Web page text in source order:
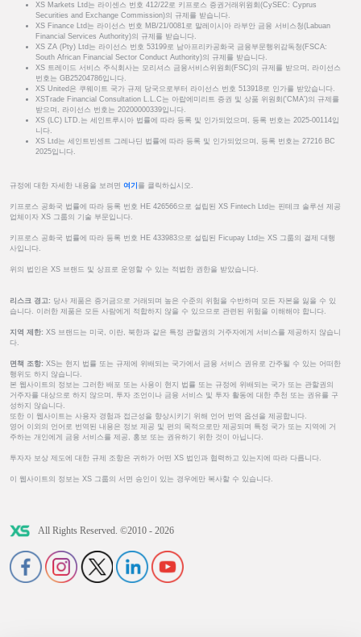
XS Markets Ltd는 라이센스 번호 412/22로 키프로스 증권거래위원회(CySEC: Cyprus
Securities and Exchange Commission)의 규제를 받습니다.
XS Finance Ltd는 라이선스 번호 MB/21/0081로 말레이시아 라부안 금융 서비스청(Labuan
Financial Services Authority)의 규제를 받습니다.
XS ZA (Pty) Ltd는 라이선스 번호 53199로 남아프리카공화국 금융부문행위감독청(FSCA:
South African Financial Sector Conduct Authority)의 규제를 받습니다.
XS 트레이드 서비스 주식회사는 모리셔스 금융서비스위원회(FSC)의 규제를 받으며, 라이선스
번호는 GB25204786입니다.
XS United은 쿠웨이트 국가 규제 당국으로부터 라이선스 번호 513918로 인가를 받았습니다.
XSTrade Financial Consultation L.L.C는 아랍에미리트 증권 및 상품 위원회('CMA')의 규제를
받으며, 라이선스 번호는 20200000339입니다.
XS (LC) LTD.는 세인트루시아 법률에 따라 등록 및 인가되었으며, 등록 번호는 2025-00114입
니다.
XS Ltd는 세인트빈센트 그레나딘 법률에 따라 등록 및 인가되었으며, 등록 번호는 27216 BC
2025입니다.
규정에 대한 자세한 내용을 보려면 여기 를 클릭하십시오.
키프로스 공화국 법률에 따라 등록 번호 HE 426566으로 설립된 XS Fintech Ltd는 핀테크 솔루션 제공
업체이자 XS 그룹의 기술 부문입니다.
키프로스 공화국 법률에 따라 등록 번호 HE 433983으로 설립된 Ficupay Ltd는 XS 그룹의 결제 대행
사입니다.
위의 법인은 XS 브랜드 및 상표로 운영할 수 있는 적법한 권한을 받았습니다.
리스크 경고: 당사 제품은 증거금으로 거래되며 높은 수준의 위험을 수반하며 모든 자본을 잃을 수 있
습니다. 이러한 제품은 모든 사람에게 적합하지 않을 수 있으므로 관련된 위험을 이해해야 합니다.
지역 제한: XS 브랜드는 미국, 이란, 북한과 같은 특정 관할권의 거주자에게 서비스를 제공하지 않습니
다.
면책 조항: XS는 현지 법률 또는 규제에 위배되는 국가에서 금융 서비스 권유로 간주될 수 있는 어떠한
행위도 하지 않습니다.
본 웹사이트의 정보는 그러한 배포 또는 사용이 현지 법률 또는 규정에 위배되는 국가 또는 관할권의
거주자를 대상으로 하지 않으며, 투자 조언이나 금융 서비스 및 투자 활동에 대한 추천 또는 권유를 구
성하지 않습니다.
또한 이 웹사이트는 사용자 경험과 접근성을 향상시키기 위해 언어 번역 옵션을 제공합니다.
영어 이외의 언어로 번역된 내용은 정보 제공 및 편의 목적으로만 제공되며 특정 국가 또는 지역에 거
주하는 개인에게 금융 서비스를 제공, 홍보 또는 권유하기 위한 것이 아닙니다.
투자자 보상 제도에 대한 규제 조항은 귀하가 어떤 XS 법인과 협력하고 있는지에 따라 다릅니다.
이 웹사이트의 정보는 XS 그룹의 서면 승인이 있는 경우에만 복사할 수 있습니다.
All Rights Reserved. ©2010 - 2026